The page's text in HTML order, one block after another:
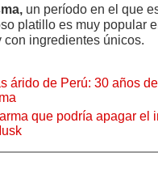
un período en el que
platillo es muy popular
ingredientes únicos.
árido de Perú: 30 años
que podría apagar el